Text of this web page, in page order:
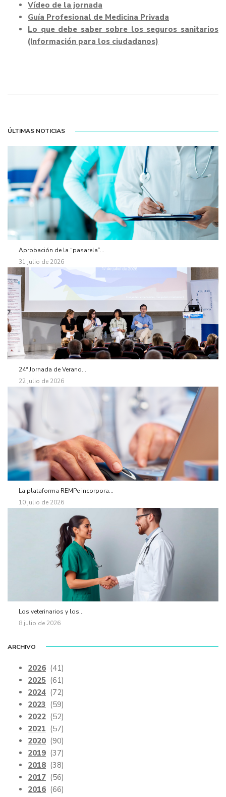
Vídeo de la jornada
Guía Profesional de Medicina Privada
Lo que debe saber sobre los seguros sanitarios
(Información para los ciudadanos)
ÚLTIMAS NOTICIAS
Aprobación de la “pasarela”...
31 julio de 2026
24ª Jornada de Verano...
22 julio de 2026
La plataforma REMPe incorpora...
10 julio de 2026
Los veterinarios y los...
8 julio de 2026
ARCHIVO
2026 (41)
2025 (61)
2024 (72)
2023 (59)
2022 (52)
2021 (57)
2020 (90)
2019 (37)
2018 (38)
2017 (56)
2016 (66)